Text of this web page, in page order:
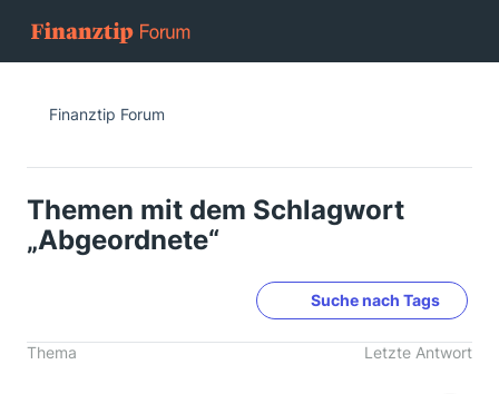
Finanztip Forum
Themen mit dem Schlagwort
„Abgeordnete“
Suche nach Tags
Thema Letzte Antwort